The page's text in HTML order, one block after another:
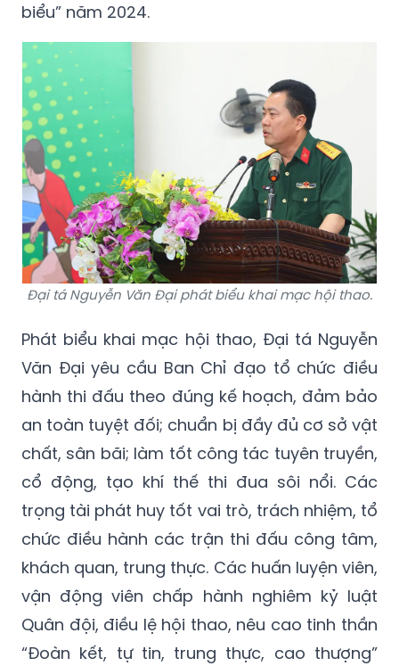
biểu” năm 2024.
Đại tá Nguyễn Văn Đại phát biểu khai mạc hội thao.
Phát biểu khai mạc hội thao, Đại tá Nguyễn
Văn Đại yêu cầu Ban Chỉ đạo tổ chức điều
hành thi đấu theo đúng kế hoạch, đảm bảo
an toàn tuyệt đối; chuẩn bị đầy đủ cơ sở vật
chất, sân bãi; làm tốt công tác tuyên truyền,
cổ động, tạo khí thế thi đua sôi nổi. Các
trọng tài phát huy tốt vai trò, trách nhiệm, tổ
chức điều hành các trận thi đấu công tâm,
khách quan, trung thực. Các huấn luyện viên,
vận động viên chấp hành nghiêm kỷ luật
Quân đội, điều lệ hội thao, nêu cao tinh thần
“Đoàn kết, tự tin, trung thực, cao thượng”